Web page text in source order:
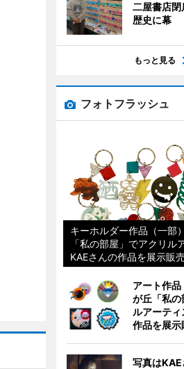
二屋書店
歴史に幕
もっと見る
フォトフラッシュ
キーホルダー作品（一部
「私の部屋」でアクリル
KAEさんの作品を展示販売
アート作
が丘「私の
ルアーテ
作品を展示
写真は